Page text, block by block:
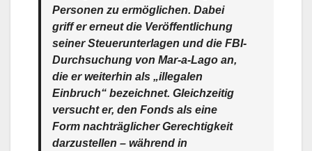
Personen zu ermöglichen. Dabei
griff er erneut die Veröffentlichung
seiner Steuerunterlagen und die FBI-
Durchsuchung von Mar-a-Lago an,
die er weiterhin als „illegalen
Einbruch“ bezeichnet. Gleichzeitig
versucht er, den Fonds als eine
Form nachträglicher Gerechtigkeit
darzustellen – während in